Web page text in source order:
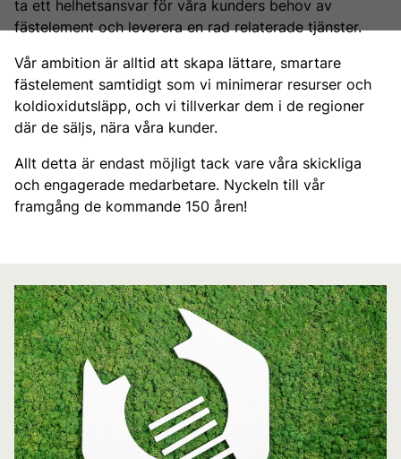
ta ett helhetsansvar för våra kunders behov av
fästelement och leverera en rad relaterade tjänster.
Vår ambition är alltid att skapa lättare, smartare
fästelement samtidigt som vi minimerar resurser och
koldioxidutsläpp, och vi tillverkar dem i de regioner
där de säljs, nära våra kunder.
Allt detta är endast möjligt tack vare våra skickliga
och engagerade medarbetare. Nyckeln till vår
framgång de kommande 150 åren!